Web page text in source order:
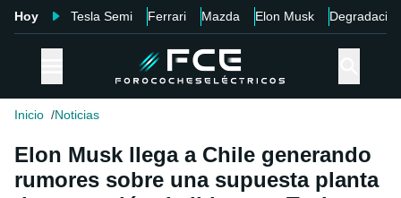
Hoy Tesla Semi Ferrari Mazda Elon Musk Degradación
Inicio Noticias
Elon Musk llega a Chile generando
rumores sobre una supuesta planta